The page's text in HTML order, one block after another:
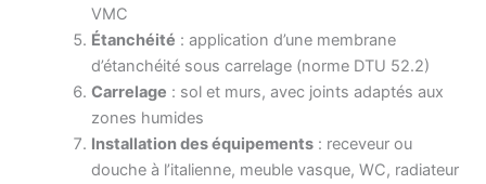
VMC
Étanchéité : application d’une membrane
d’étanchéité sous carrelage (norme DTU 52.2)
Carrelage : sol et murs, avec joints adaptés aux
zones humides
Installation des équipements: receveur ou
douche à l’italienne, meuble vasque, WC, radiateur